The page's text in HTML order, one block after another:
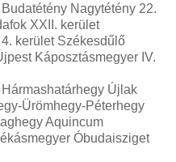
Nagytétény 22.
XXII. kerület
kerület Székesdűlő
Káposztásmegyer IV.
Újlak
Ürömhegy-Péterhegy
Aquincum
Óbudaisziget